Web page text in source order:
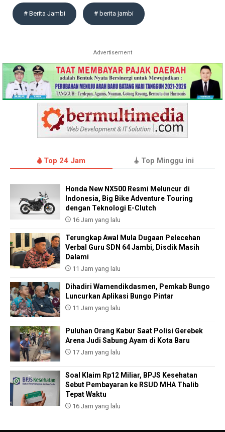
# Berita Jambi # berita jambi
Advertisement
Top 24 Jam Top Minggu ini
Honda New NX500 Resmi Meluncur di
Indonesia, Big Bike Adventure Touring
dengan Teknologi E-Clutch
16 Jam yang lalu
Terungkap Awal Mula Dugaan Pelecehan
Verbal Guru SDN 64 Jambi, Disdik Masih
Dalami
11 Jam yang lalu
Dihadiri Wamendikdasmen, Pemkab Bungo
Luncurkan Aplikasi Bungo Pintar
11 Jam yang lalu
Puluhan Orang Kabur Saat Polisi Gerebek
Arena Judi Sabung Ayam di Kota Baru
17 Jam yang lalu
Soal Klaim Rp12 Miliar, BPJS Kesehatan
Sebut Pembayaran ke RSUD MHA Thalib
Tepat Waktu
16 Jam yang lalu